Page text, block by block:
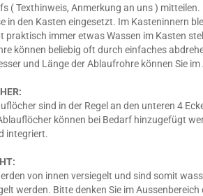
( Texthinweis, Anmerkung an uns )
in den Kasten eingesetzt. Im Kasteninnern
praktisch immer etwas Wassen im Kasten
können beliebig oft durch einfaches
und Länge der Ablaufrohre können Sie
sind in der Regel an den unteren 4
können bei Bedarf hinzugefügt
integriert.
von innen versiegelt und sind somit
werden. Bitte denken Sie im